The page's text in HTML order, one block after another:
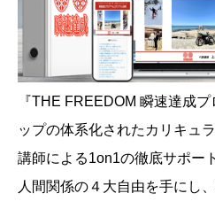
『THE FREEDOM 瞬速達成
ップの体系化されたカリキュ
講師による1on1の徹底サポー
人間関係の４大自由を手にし